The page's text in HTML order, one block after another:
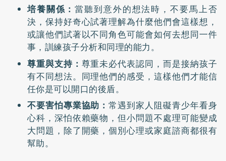
培養關係：當聽到意外的想法時，不要馬上否
決，保持好奇心試著理解為什麼他們會這樣想，
或讓他們試著以不同角色可能會如何去想同一件
事，訓練孩子分析和同理的能力。
尊重與支持： 尊重未必代表認同，而是接納孩子
有不同想法。同理他們的感受，這樣他們才能信
任你是可以開口的後盾。
不要害怕專業協助：常遇到家人阻礙青少年看身
心科，深怕依賴藥物，但小問題不處理可能變成
大問題，除了開藥，個別心理或家庭諮商都很有
幫助。